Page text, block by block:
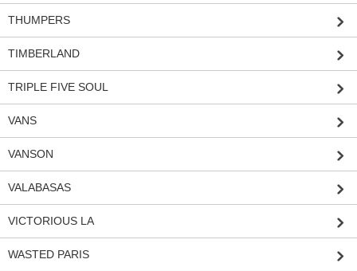
THUMPERS
TIMBERLAND
TRIPLE FIVE SOUL
VANS
VANSON
VALABASAS
VICTORIOUS LA
WASTED PARIS